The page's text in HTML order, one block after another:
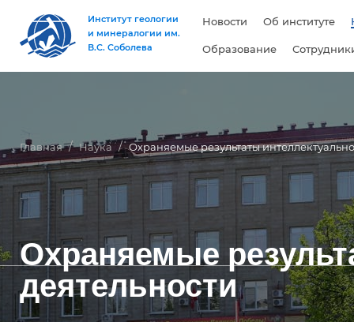
Институт геологии
и минералогии им.
В.С. Соболева
Новости Об институте
Образование
Главная Наука Охраняемые результаты
Охраняемые
деятельности